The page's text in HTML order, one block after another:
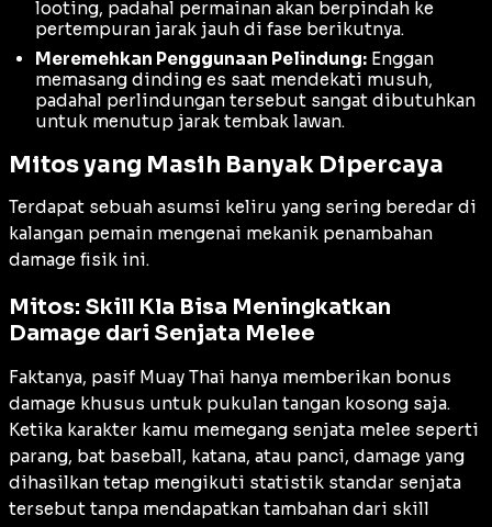
looting, padahal permainan akan berpindah ke
pertempuran jarak jauh di fase berikutnya.
Meremehkan Penggunaan Pelindung: Enggan
memasang dinding es saat mendekati musuh,
padahal perlindungan tersebut sangat dibutuhkan
untuk menutup jarak tembak lawan.
Mitos yang Masih Banyak Dipercaya
Terdapat sebuah asumsi keliru yang sering beredar di
kalangan pemain mengenai mekanik penambahan
damage fisik ini.
Mitos: Skill Kla Bisa Meningkatkan
Damage dari Senjata Melee
Faktanya, pasif Muay Thai hanya memberikan bonus
damage khusus untuk pukulan tangan kosong saja.
Ketika karakter kamu memegang senjata melee seperti
parang, bat baseball, katana, atau panci, damage yang
dihasilkan tetap mengikuti statistik standar senjata
tersebut tanpa mendapatkan tambahan dari skill